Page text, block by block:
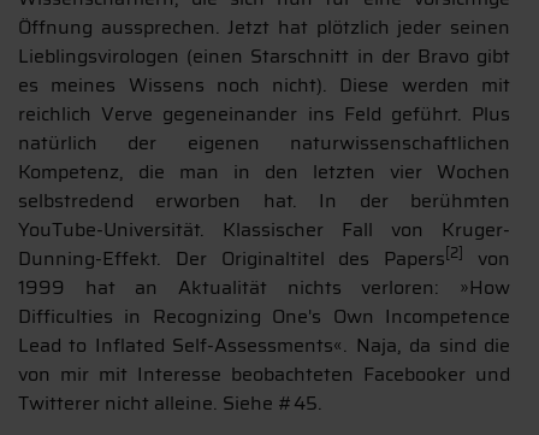
Öffnung aussprechen. Jetzt hat plötzlich jeder seinen
Lieblingsvirologen (einen Starschnitt in der Bravo gibt
es meines Wissens noch nicht). Diese werden mit
reichlich Verve gegeneinander ins Feld geführt. Plus
natürlich der eigenen naturwissenschaftlichen
Kompetenz, die man in den letzten vier Wochen
selbstredend erworben hat. In der berühmten
YouTube-Universität. Klassischer Fall von Kruger-
Dunning-Effekt. Der Originaltitel des Papers[2]
von
1999 hat an Aktualität nichts verloren: »How
Difficulties in Recognizing One's Own Incompetence
Lead to Inflated Self-Assessments«. Naja, da sind die
von mir mit Interesse beobachteten Facebooker und
Twitterer nicht alleine. Siehe #45.